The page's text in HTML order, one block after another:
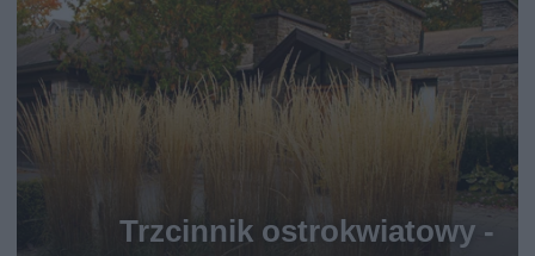
Trzcinnik ostrokwiatowy -